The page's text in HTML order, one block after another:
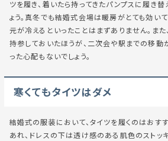
ツを履き、着いたら持ってきたパンプスに履き
ょう。真冬でも結婚式会場は暖房がとても効い
元が冷えるといったことはまずありません。ま
持参しておいたほうが、二次会や駅までの移動
った心配もないでしょう。
寒くてもタイツはダメ
結婚式の服装において、タイツを履くのはおす
あれ、ドレスの下は透け感のある肌色のストッ